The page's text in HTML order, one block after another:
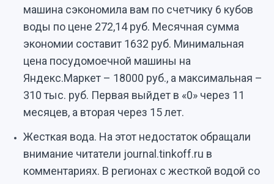
машина сэкономила вам по счетчику 6 кубов
воды по цене 272,14 руб. Месячная сумма
экономии составит 1632 руб. Минимальная
цена посудомоечной машины на
Яндекс.Маркет – 18000 руб., а максимальная –
310 тыс. руб. Первая выйдет в «0» через 11
месяцев, а вторая через 15 лет.
Жесткая вода. На этот недостаток обращали
внимание читатели journal.tinkoff.ru в
комментариях. В регионах с жесткой водой со